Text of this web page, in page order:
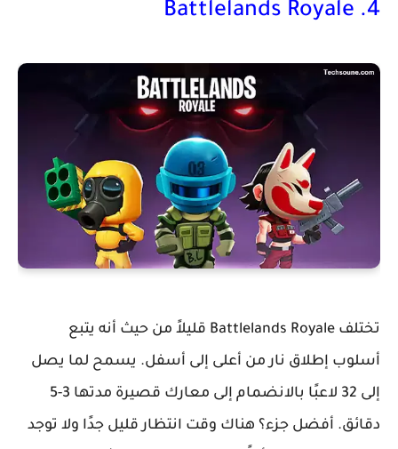
4. Battlelands Royale
تختلف Battlelands Royale قليلاً من حيث أنه يتبع
أسلوب إطلاق نار من أعلى إلى أسفل. يسمح لما يصل
إلى 32 لاعبًا بالانضمام إلى معارك قصيرة مدتها 3-5
دقائق. أفضل جزء؟ هناك وقت انتظار قليل جدًا ولا توجد